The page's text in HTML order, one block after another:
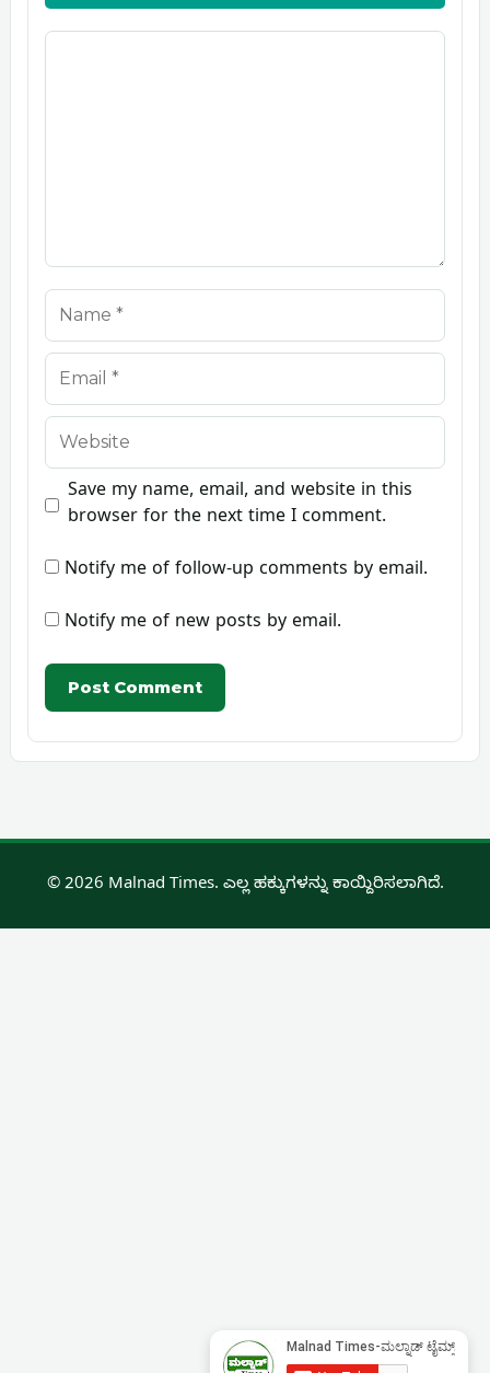
Comment
Name
Email
Website
Save my name, email, and website in this
browser for the next time I comment.
Notify me of follow-up comments by email.
Notify me of new posts by email.
© 2026 Malnad Times. ಎಲ್ಲ ಹಕ್ಕುಗಳನ್ನು ಕಾಯ್ದಿರಿಸಲಾಗಿದೆ.